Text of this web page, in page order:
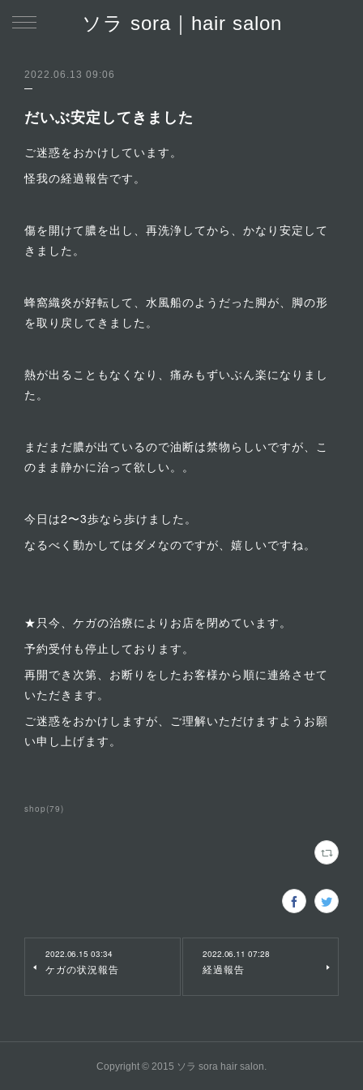
ソラ sora｜hair salon
2022.06.13 09:06
だいぶ安定してきました
ご迷惑をおかけしています。
怪我の経過報告です。
傷を開けて膿を出し、再洗浄してから、かなり安定して
きました。
蜂窩織炎が好転して、水風船のようだった脚が、脚の形
を取り戻してきました。
熱が出ることもなくなり、痛みもずいぶん楽になりまし
た。
まだまだ膿が出ているので油断は禁物らしいですが、こ
のまま静かに治って欲しい。。
今日は2〜3歩なら歩けました。
なるべく動かしてはダメなのですが、嬉しいですね。
★只今、ケガの治療によりお店を閉めています。
予約受付も停止しております。
再開でき次第、お断りをしたお客様から順に連絡させて
いただきます。
ご迷惑をおかけしますが、ご理解いただけますようお願
い申し上げます。
shop (79)
2022.06.15 03:34
ケガの状況報告
2022.06.11 07:28
経過報告
Copyright © 2015 ソラ sora hair salon.